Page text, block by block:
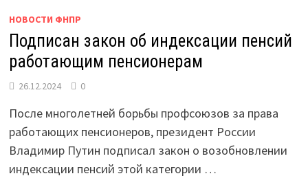
НОВОСТИ ФНПР
Подписан закон об индексации пенсий
работающим пенсионерам
26.12.2024 0
После многолетней борьбы профсоюзов за права
работающих пенсионеров, президент России
Владимир Путин подписал закон о возобновлении
индексации пенсий этой категории …